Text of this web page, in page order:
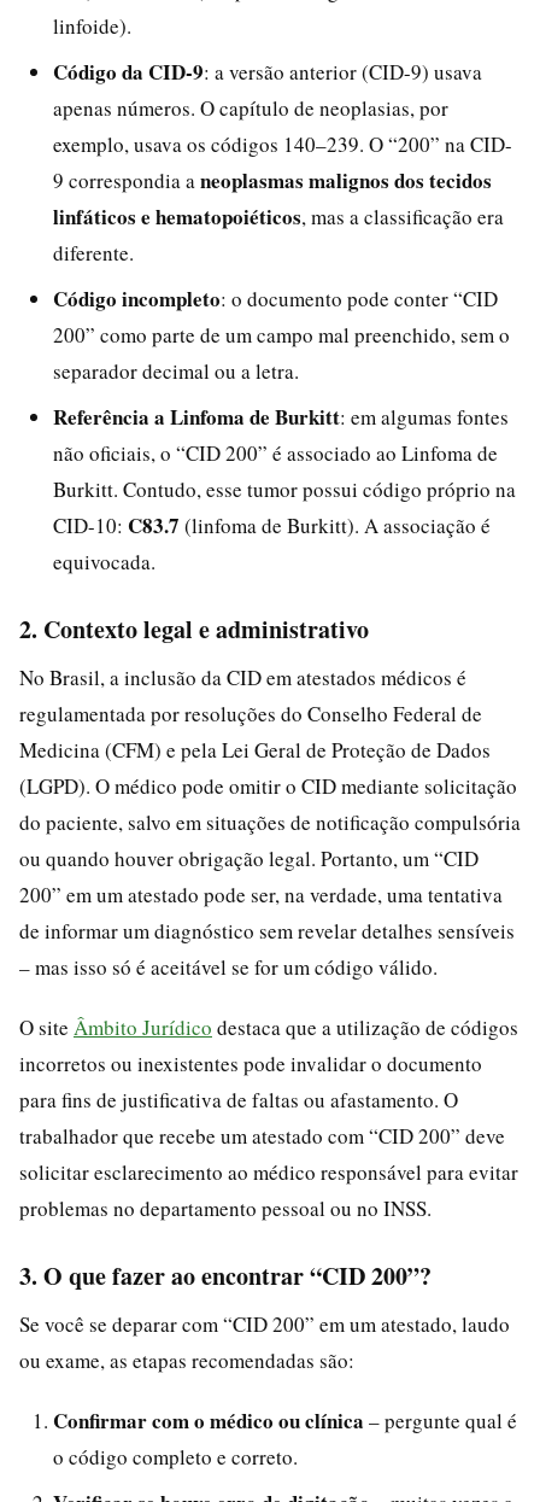
linfoide).
Código da CID-9: a versão anterior (CID-9) usava
apenas números. O capítulo de neoplasias, por
exemplo, usava os códigos 140–239. O “200” na CID-
9 correspondia a neoplasmas malignos dos tecidos
linfáticos e hematopoiéticos, mas a classificação era
diferente.
Código incompleto: o documento pode conter “CID
200” como parte de um campo mal preenchido, sem o
separador decimal ou a letra.
Referência a Linfoma de Burkitt: em algumas fontes
não oficiais, o “CID 200” é associado ao Linfoma de
Burkitt. Contudo, esse tumor possui código próprio na
CID-10: C83.7 (linfoma de Burkitt). A associação é
equivocada.
2. Contexto legal e administrativo
No Brasil, a inclusão da CID em atestados médicos é
regulamentada por resoluções do Conselho Federal de
Medicina (CFM) e pela Lei Geral de Proteção de Dados
(LGPD). O médico pode omitir o CID mediante solicitação
do paciente, salvo em situações de notificação compulsória
ou quando houver obrigação legal. Portanto, um “CID
200” em um atestado pode ser, na verdade, uma tentativa
de informar um diagnóstico sem revelar detalhes sensíveis
– mas isso só é aceitável se for um código válido.
O site Âmbito Jurídico destaca que a utilização de códigos
incorretos ou inexistentes pode invalidar o documento
para fins de justificativa de faltas ou afastamento. O
trabalhador que recebe um atestado com “CID 200” deve
solicitar esclarecimento ao médico responsável para evitar
problemas no departamento pessoal ou no INSS.
3. O que fazer ao encontrar “CID 200”?
Se você se deparar com “CID 200” em um atestado, laudo
ou exame, as etapas recomendadas são:
Confirmar com o médico ou clínica – pergunte qual é
o código completo e correto.